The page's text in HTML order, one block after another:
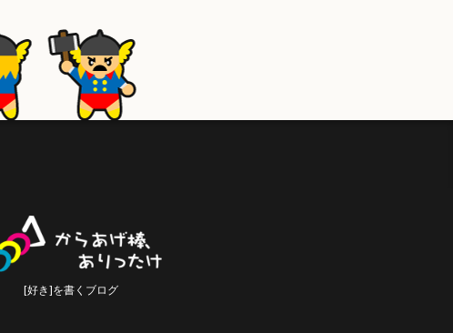
[好き]を書くブログ